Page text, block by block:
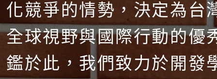
化競爭的情勢，決定為台
全球視野與國際行動的優
鑑於此，我們致力於開發